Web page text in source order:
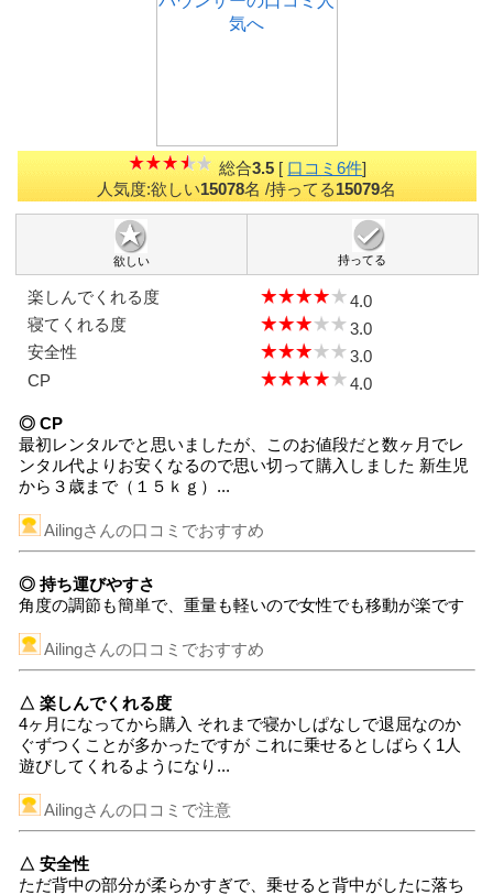
総合3.5[口コミ6件]
人気度:欲しい15078名 /持ってる15079名
欲しい 持ってる
楽しんでくれる度
4.0
寝てくれる度
3.0
安全性
3.0
CP
4.0
◎ CP
最初レンタルでと思いましたが、このお値段だと数ヶ月でレ
ンタル代よりお安くなるので思い切って購入しました 新生児
から３歳まで（１５ｋｇ）...
Ailingさんの口コミでおすすめ
◎ 持ち運びやすさ
角度の調節も簡単で、重量も軽いので女性でも移動が楽です
Ailingさんの口コミでおすすめ
△ 楽しんでくれる度
4ヶ月になってから購入 それまで寝かしぱなしで退屈なのか
ぐずつくことが多かったですが これに乗せるとしばらく1人
遊びしてくれるようになり...
Ailingさんの口コミで注意
△ 安全性
ただ背中の部分が柔らかすぎで、乗せると背中がしたに落ち